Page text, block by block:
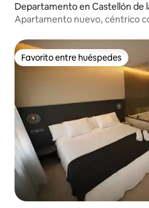
Departamento en Castellón de
Apartamento nuevo, céntrico
Favorito entre huéspedes
Favorito entre huéspedes